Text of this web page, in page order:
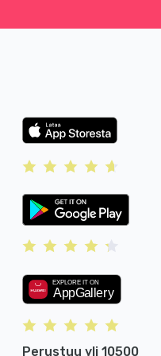
Perustuu yli 10500